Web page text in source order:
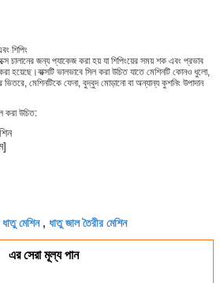
শিপিং
চালানের জন্য প্যাকেজ করা হয় যা শিপিংয়ের সময় শক এবং প্রভাব
হয়েছে।বাক্সটি ভালভাবে সিল করা উচিত যাতে মেশিনটি কোনও ধুলো,
ভিতরে, মেশিনটিকে ফেনা, বুদ্বুদ মোড়ানো বা অন্যান্য কুশনিং উপাদান
করা উচিত:
মেশিন, ধাতু জাল তৈরীর মেশিন
এর সেরা মূল্য পান